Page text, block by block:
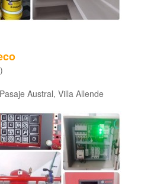
Austral, Villa Allende